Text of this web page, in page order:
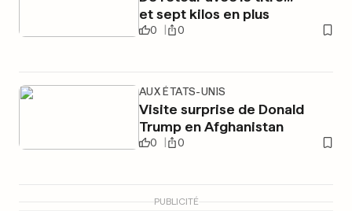
et sept kilos en plus
0 0
AUX ÉTATS-UNIS
Visite surprise de Donald
Trump en Afghanistan
0 0
PUBLICITÉ